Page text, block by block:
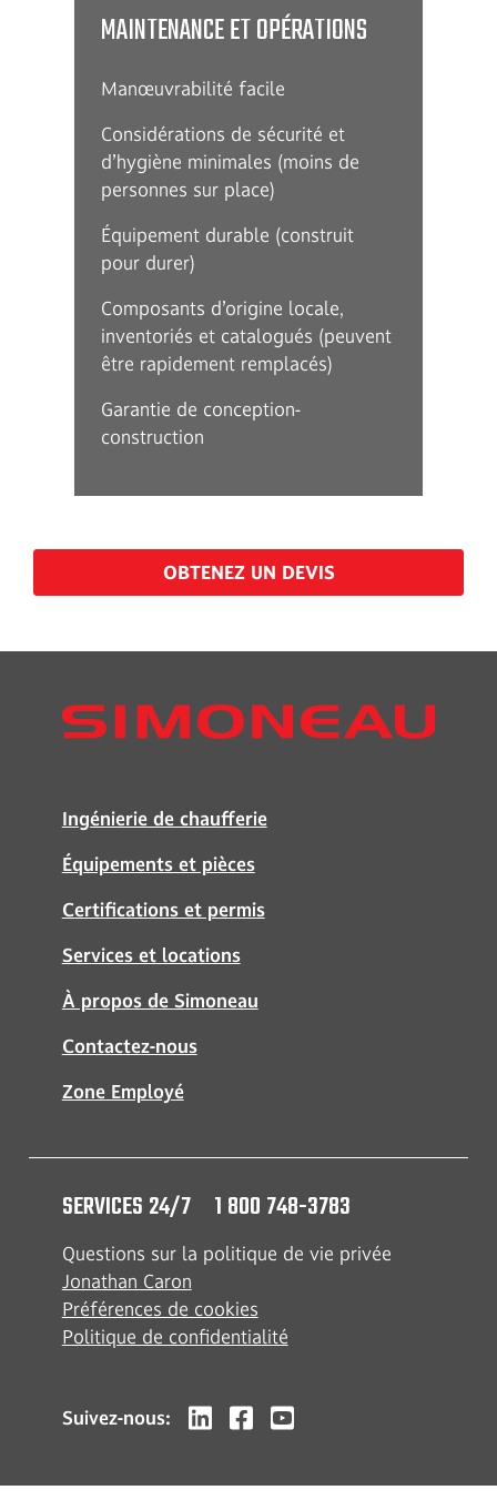
MAINTENANCE ET OPÉRATIONS
Manœuvrabilité facile
Considérations de sécurité et
d’hygiène minimales (moins de
personnes sur place)
Équipement durable (construit
pour durer)
Composants d’origine locale,
inventoriés et catalogués (peuvent
être rapidement remplacés)
Garantie de conception-
construction
OBTENEZ UN DEVIS
Ingénierie de chaufferie
Équipements et pièces
Certifications et permis
Services et locations
À propos de Simoneau
Contactez-nous
Zone Employé
SERVICES 24/7 1 800 748-3783
Questions sur la politique de vie privée
Jonathan Caron
Préférences de cookies
Politique de confidentialité
Suivez-nous: